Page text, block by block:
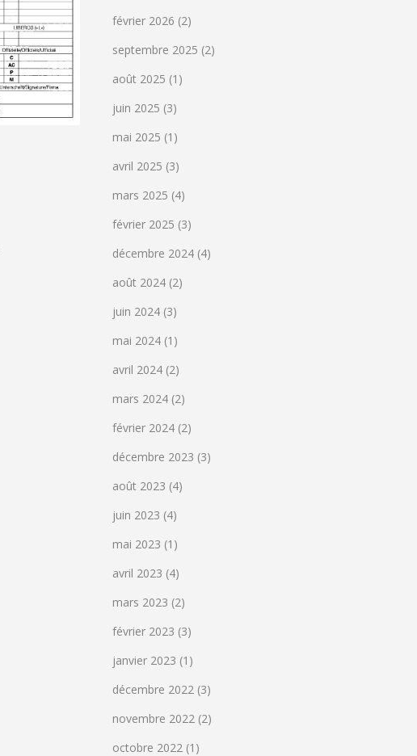
février 2026 (2)
septembre 2025 (2)
août 2025 (1)
juin 2025 (3)
mai 2025 (1)
avril 2025 (3)
mars 2025 (4)
février 2025 (3)
décembre 2024 (4)
août 2024 (2)
juin 2024 (3)
mai 2024 (1)
avril 2024 (2)
mars 2024 (2)
février 2024 (2)
décembre 2023 (3)
août 2023 (4)
juin 2023 (4)
mai 2023 (1)
avril 2023 (4)
mars 2023 (2)
février 2023 (3)
janvier 2023 (1)
décembre 2022 (3)
novembre 2022 (2)
octobre 2022 (1)